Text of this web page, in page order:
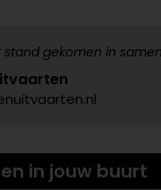
stand gekomen in
in jouw buurt